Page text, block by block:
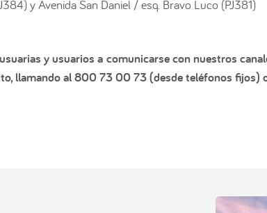
y Avenida San Daniel / esq. Bravo Luco (PJ381)
y usuarios a comunicarse con nuestros
llamando al 800 73 00 73 (desde teléfonos